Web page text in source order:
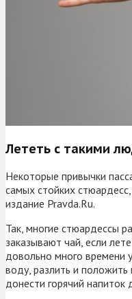
Лететь с такими
Некоторые привычки
самых стойких
издание Pravda.Ru.
Так, многие стюардессы
заказывают чай, если
довольно много времени
воду, разлить и положить
донести горячий